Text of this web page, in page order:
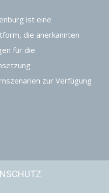
ist eine
die anerkannten
für die
zur Verfügung